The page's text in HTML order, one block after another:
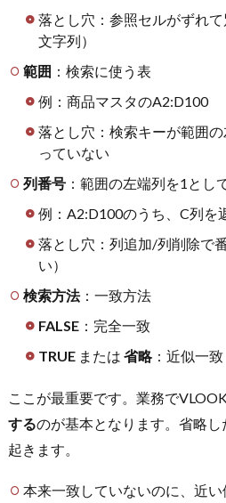
スプ
レッドシ
ート
VLOOKUP
要件と代
替策
5.1
左方
向に
引け
とき
の解
決策
5.2
条件
きた
きの
選び
落とし穴：参照セルがずれ
文字列）
範囲 ：検索に使う表
例：商品マスタのA2:D100
落とし穴：検索キーが範囲
っていない
列番号 ：範囲の左端列を1とし
例：A2:D100のうち、C列を
落とし穴：列追加/列削除で
い）
検索方法：一致方法
FALSE ：完全一致
TRUE または 省略：近似一致
ここが最重要です。業務で
するのが基本となります。省略
起きます。
本来一致していないのに、近